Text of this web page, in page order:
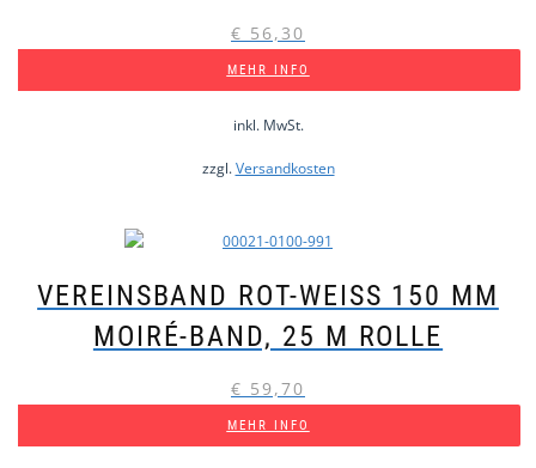
€ 56,30
MEHR INFO
inkl. MwSt.
zzgl.Versandkosten
VEREINSBAND ROT-WEISS 150 MM M
OIRÉ-BAND, 25 M ROLLE
€ 59,70
MEHR INFO